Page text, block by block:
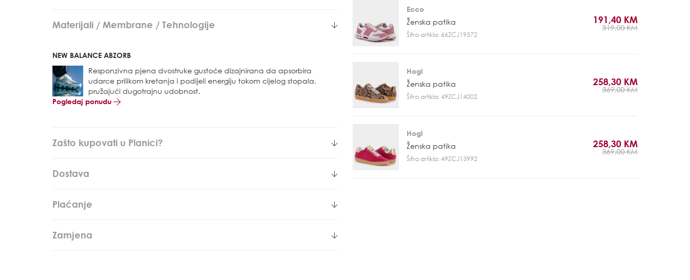
Materijali / Membrane / Tehnologije
NEW BALANCE ABZORB
Responzivna pjena dvostruke gustoće dizajnirana da apsorbira
udarce prilikom kretanja i podijeli energiju tokom cijelog stopala,
pružajući dugotrajnu udobnost.
Pogledaj ponudu
Zašto kupovati u Planici?
Dostava
Plaćanje
Zamjena
Ecco
Ženska patika
Šifra artikla: 66ZCJ19572
191,40 KM
319,00 KM
Hogl
Ženska patika
Šifra artikla: 49ZCJ14002
258,30 KM
369,00 KM
Hogl
Ženska patika
Šifra artikla: 49ZCJ13992
258,30 KM
369,00 KM